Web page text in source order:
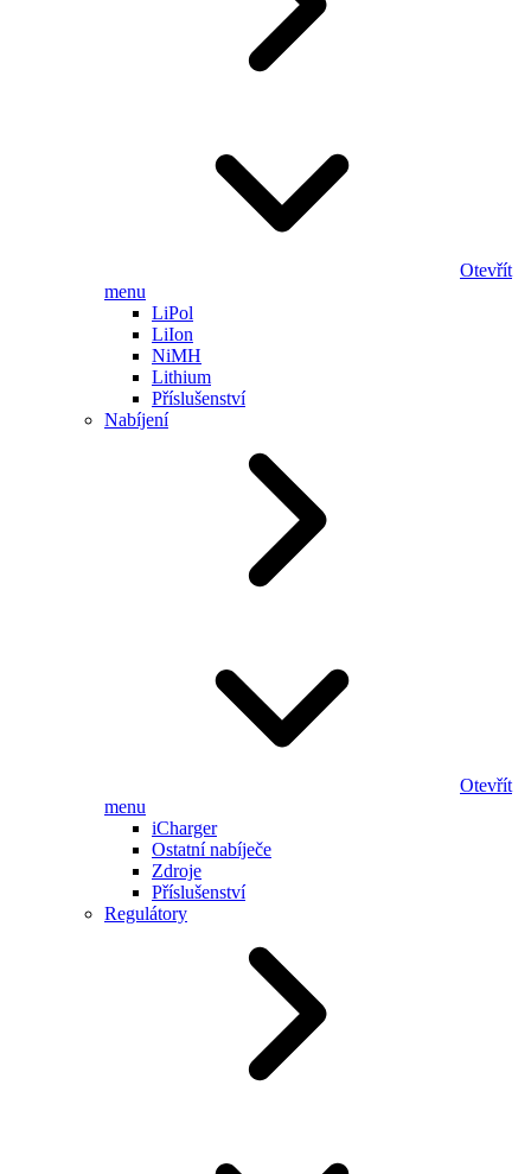
Otevřít
menu
LiPol
LiIon
NiMH
Lithium
Příslušenství
Nabíjení
Otevřít
menu
iCharger
Ostatní nabíječe
Zdroje
Příslušenství
Regulátory